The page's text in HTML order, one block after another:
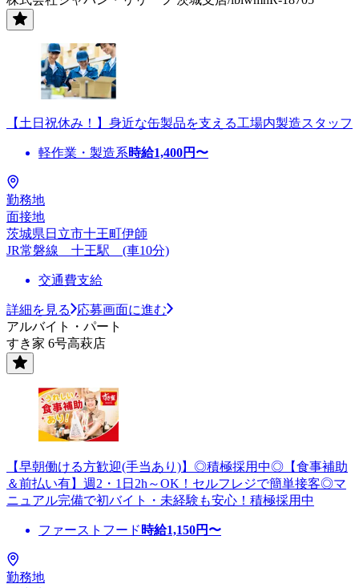
【土日祝休み！】身近な缶製品を支える工場内製造スタッフ
軽作業・製造系時給1,400円〜
勤務地
面接地
茨城県日立市十王町伊師
JR常磐線 十王駅 (車10分)
交通費支給
詳細を見る
応募画面に進む
アルバイト・パート
すき家 6号高萩店
【早朝働ける方歓迎(手当あり)】◎積極採用中◎【食事補助
＆前払い有】週2・1日2h～OK！セルフレジで簡単接客◎マ
ニュアル完備で初バイト・未経験も安心！積極採用中
ファーストフード 時給1,150円〜
勤務地